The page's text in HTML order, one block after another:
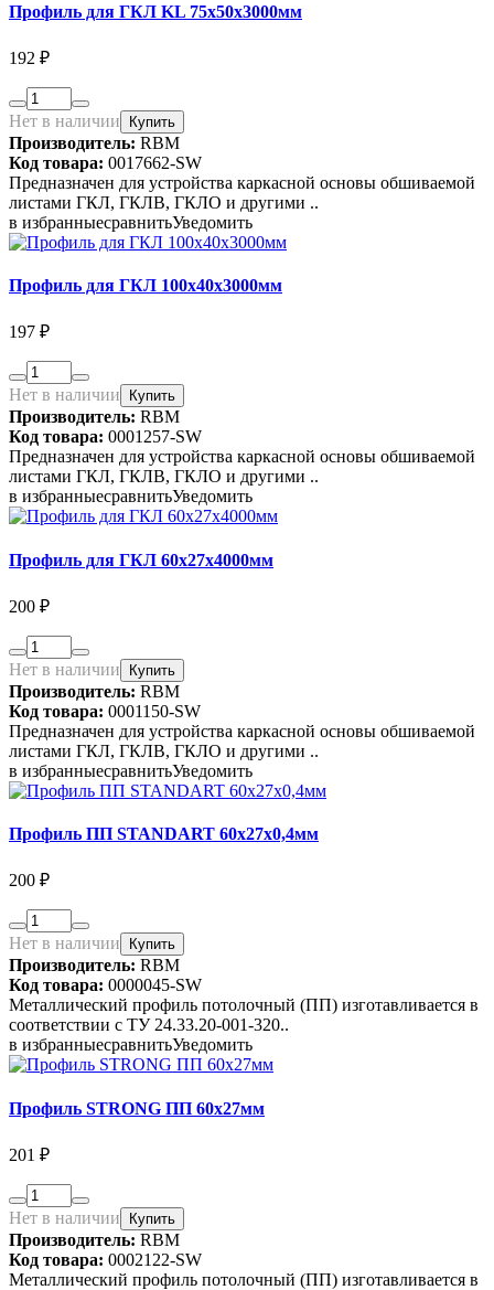
Профиль для ГКЛ KL 75х50х3000мм
192 ₽
Нет в наличии Купить
Производитель: RBM
Код товара: 0017662-SW
Предназначен для устройства каркасной основы обшиваемой
листами ГКЛ, ГКЛВ, ГКЛО и другими ..
в избранныесравнитьУведомить
Профиль для ГКЛ 100х40х3000мм
197 ₽
Нет в наличии Купить
Производитель: RBM
Код товара: 0001257-SW
Предназначен для устройства каркасной основы обшиваемой
листами ГКЛ, ГКЛВ, ГКЛО и другими ..
в избранныесравнитьУведомить
Профиль для ГКЛ 60х27х4000мм
200 ₽
Нет в наличии Купить
Производитель: RBM
Код товара: 0001150-SW
Предназначен для устройства каркасной основы обшиваемой
листами ГКЛ, ГКЛВ, ГКЛО и другими ..
в избранныесравнитьУведомить
Профиль ПП STANDART 60х27х0,4мм
200 ₽
Нет в наличии Купить
Производитель: RBM
Код товара: 0000045-SW
Металлический профиль потолочный (ПП) изготавливается в
соответствии с ТУ 24.33.20-001-320..
в избранныесравнитьУведомить
Профиль STRONG ПП 60х27мм
201 ₽
Нет в наличии Купить
Производитель: RBM
Код товара: 0002122-SW
Металлический профиль потолочный (ПП) изготавливается в